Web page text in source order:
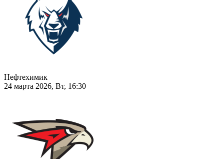
Нефтехимик
24 марта 2026, Вт, 16:30